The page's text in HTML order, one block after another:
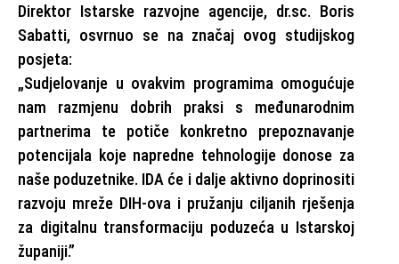
Direktor Istarske razvojne agencije, dr.sc. Boris
Sabatti, osvrnuo se na značaj ovog studijskog
posjeta:
„Sudjelovanje u ovakvim programima omogućuje
nam razmjenu dobrih praksi s međunarodnim
partnerima te potiče konkretno prepoznavanje
potencijala koje napredne tehnologije donose za
naše poduzetnike. IDA će i dalje aktivno doprinositi
razvoju mreže DIH-ova i pružanju ciljanih rješenja
za digitalnu transformaciju poduzeća u Istarskoj
županiji.”